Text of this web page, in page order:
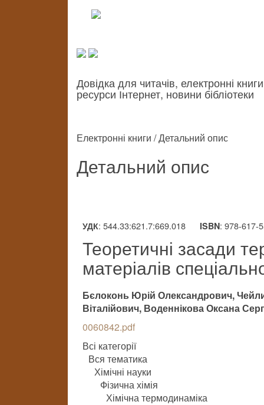
Довідка для читачів, електронні
ресурси Інтернет, новини бібліотеки
Електронні книги / Детальний опис
Детальний опис
УДК: 544.33:621.7:669.018 ISBN: 978-617-
Теоретичні засади
матеріалів
Бєлоконь Юрій Олександрович,
Віталійович, Воденнікова Оксана
0060842.pdf
Всі категорії
Вся тематика
Хімічні науки
Фізична хімія
Хімічна термодинаміка